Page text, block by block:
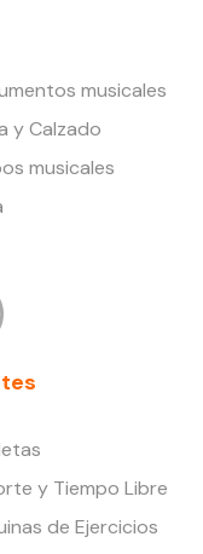
musicales
y Calzado
musicales
y Tiempo Libre
de Ejercicios